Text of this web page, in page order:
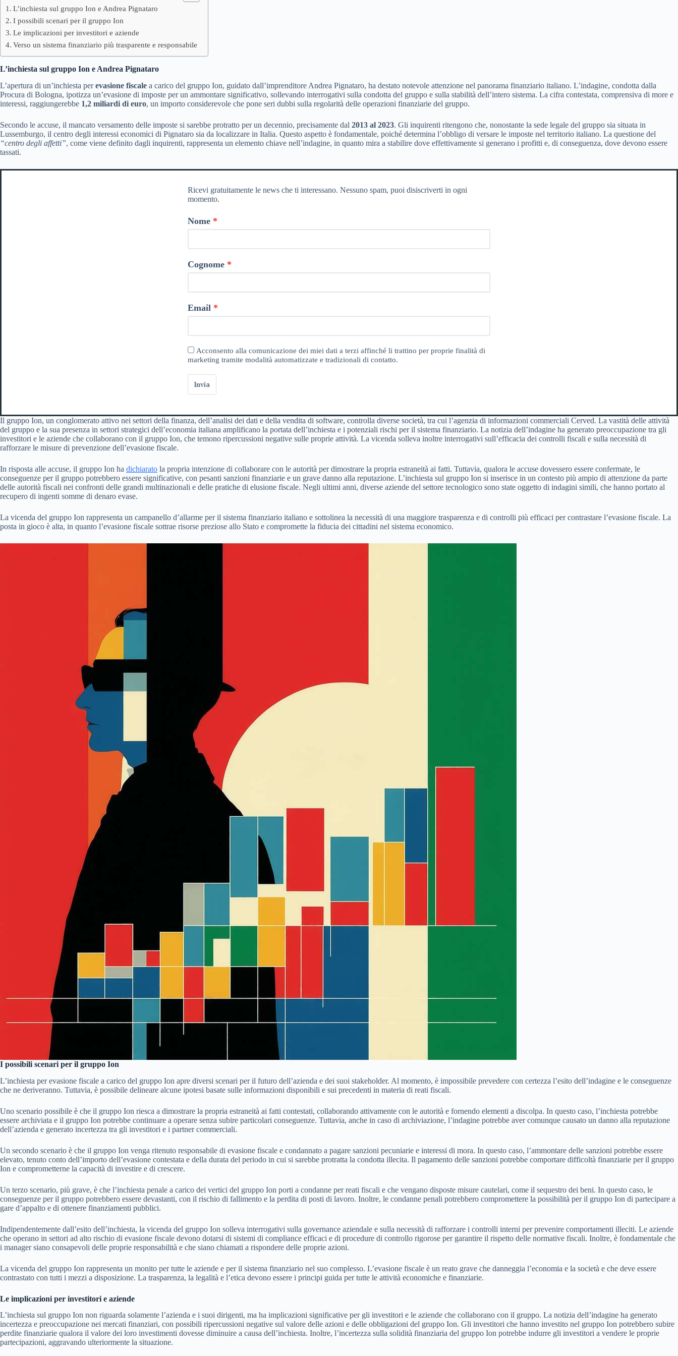
L’inchiesta sul gruppo Ion e Andrea Pignataro
I possibili scenari per il gruppo Ion
Le implicazioni per investitori e aziende
Verso un sistema finanziario più trasparente e responsabile
L’inchiesta sul gruppo Ion e Andrea Pignataro
L’apertura di un’inchiesta perevasione fiscale a carico del gruppo Ion, guidato dall’imprenditore Andrea Pignataro, ha destato notevole attenzione nel panorama finanziario italiano. L’indagine, condotta dalla
Procura di Bologna, ipotizza un’evasione di imposte per un ammontare significativo, sollevando interrogativi sulla condotta del gruppo e sulla stabilità dell’intero sistema. La cifra contestata, comprensiva di more e
interessi, raggiungerebbe 1,2 miliardi di euro, un importo considerevole che pone seri dubbi sulla regolarità delle operazioni finanziarie del gruppo.
Secondo le accuse, il mancato versamento delle imposte si sarebbe protratto per un decennio, precisamente dal 2013 al 2023. Gli inquirenti ritengono che, nonostante la sede legale del gruppo sia situata in
Lussemburgo, il centro degli interessi economici di Pignataro sia da localizzare in Italia. Questo aspetto è fondamentale, poiché determina l’obbligo di versare le imposte nel territorio italiano. La questione del
“centro degli affetti”, come viene definito dagli inquirenti, rappresenta un elemento chiave nell’indagine, in quanto mira a stabilire dove effettivamente si generano i profitti e, di conseguenza, dove devono essere
tassati.
Ricevi gratuitamente le news che ti interessano. Nessuno spam, puoi disiscriverti in ogni
momento.
Nome
Cognome
Email
Acconsento alla comunicazione dei miei dati a terzi affinché li trattino per proprie finalità di
marketing tramite modalità automatizzate e tradizionali di contatto.
Invia
Il gruppo Ion, un conglomerato attivo nei settori della finanza, dell’analisi dei dati e della vendita di software, controlla diverse società, tra cui l’agenzia di informazioni commerciali Cerved. La vastità delle attività
del gruppo e la sua presenza in settori strategici dell’economia italiana amplificano la portata dell’inchiesta e i potenziali rischi per il sistema finanziario. La notizia dell’indagine ha generato preoccupazione tra gli
investitori e le aziende che collaborano con il gruppo Ion, che temono ripercussioni negative sulle proprie attività. La vicenda solleva inoltre interrogativi sull’efficacia dei controlli fiscali e sulla necessità di
rafforzare le misure di prevenzione dell’evasione fiscale.
In risposta alle accuse, il gruppo Ion ha dichiarato la propria intenzione di collaborare con le autorità per dimostrare la propria estraneità ai fatti. Tuttavia, qualora le accuse dovessero essere confermate, le
conseguenze per il gruppo potrebbero essere significative, con pesanti sanzioni finanziarie e un grave danno alla reputazione. L’inchiesta sul gruppo Ion si inserisce in un contesto più ampio di attenzione da parte
delle autorità fiscali nei confronti delle grandi multinazionali e delle pratiche di elusione fiscale. Negli ultimi anni, diverse aziende del settore tecnologico sono state oggetto di indagini simili, che hanno portato al
recupero di ingenti somme di denaro evase.
La vicenda del gruppo Ion rappresenta un campanello d’allarme per il sistema finanziario italiano e sottolinea la necessità di una maggiore trasparenza e di controlli più efficaci per contrastare l’evasione fiscale. La
posta in gioco è alta, in quanto l’evasione fiscale sottrae risorse preziose allo Stato e compromette la fiducia dei cittadini nel sistema economico.
I possibili scenari per il gruppo Ion
L’inchiesta per evasione fiscale a carico del gruppo Ion apre diversi scenari per il futuro dell’azienda e dei suoi stakeholder. Al momento, è impossibile prevedere con certezza l’esito dell’indagine e le conseguenze
che ne deriveranno. Tuttavia, è possibile delineare alcune ipotesi basate sulle informazioni disponibili e sui precedenti in materia di reati fiscali.
Uno scenario possibile è che il gruppo Ion riesca a dimostrare la propria estraneità ai fatti contestati, collaborando attivamente con le autorità e fornendo elementi a discolpa. In questo caso, l’inchiesta potrebbe
essere archiviata e il gruppo Ion potrebbe continuare a operare senza subire particolari conseguenze. Tuttavia, anche in caso di archiviazione, l’indagine potrebbe aver comunque causato un danno alla reputazione
dell’azienda e generato incertezza tra gli investitori e i partner commerciali.
Un secondo scenario è che il gruppo Ion venga ritenuto responsabile di evasione fiscale e condannato a pagare sanzioni pecuniarie e interessi di mora. In questo caso, l’ammontare delle sanzioni potrebbe essere
elevato, tenuto conto dell’importo dell’evasione contestata e della durata del periodo in cui si sarebbe protratta la condotta illecita. Il pagamento delle sanzioni potrebbe comportare difficoltà finanziarie per il gruppo
Ion e comprometterne la capacità di investire e di crescere.
Un terzo scenario, più grave, è che l’inchiesta penale a carico dei vertici del gruppo Ion porti a condanne per reati fiscali e che vengano disposte misure cautelari, come il sequestro dei beni. In questo caso, le
conseguenze per il gruppo potrebbero essere devastanti, con il rischio di fallimento e la perdita di posti di lavoro. Inoltre, le condanne penali potrebbero compromettere la possibilità per il gruppo Ion di partecipare a
gare d’appalto e di ottenere finanziamenti pubblici.
Indipendentemente dall’esito dell’inchiesta, la vicenda del gruppo Ion solleva interrogativi sulla governance aziendale e sulla necessità di rafforzare i controlli interni per prevenire comportamenti illeciti. Le aziende
che operano in settori ad alto rischio di evasione fiscale devono dotarsi di sistemi di compliance efficaci e di procedure di controllo rigorose per garantire il rispetto delle normative fiscali. Inoltre, è fondamentale che
i manager siano consapevoli delle proprie responsabilità e che siano chiamati a rispondere delle proprie azioni.
La vicenda del gruppo Ion rappresenta un monito per tutte le aziende e per il sistema finanziario nel suo complesso. L’evasione fiscale è un reato grave che danneggia l’economia e la società e che deve essere
contrastato con tutti i mezzi a disposizione. La trasparenza, la legalità e l’etica devono essere i principi guida per tutte le attività economiche e finanziarie.
Le implicazioni per investitori e aziende
L’inchiesta sul gruppo Ion non riguarda solamente l’azienda e i suoi dirigenti, ma ha implicazioni significative per gli investitori e le aziende che collaborano con il gruppo. La notizia dell’indagine ha generato
incertezza e preoccupazione nei mercati finanziari, con possibili ripercussioni negative sul valore delle azioni e delle obbligazioni del gruppo Ion. Gli investitori che hanno investito nel gruppo Ion potrebbero subire
perdite finanziarie qualora il valore dei loro investimenti dovesse diminuire a causa dell’inchiesta. Inoltre, l’incertezza sulla solidità finanziaria del gruppo Ion potrebbe indurre gli investitori a vendere le proprie
partecipazioni, aggravando ulteriormente la situazione.